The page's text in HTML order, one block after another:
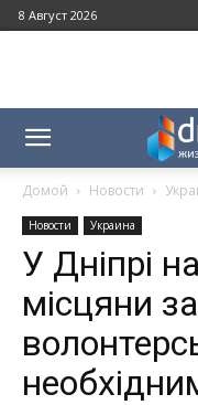
8 Август 2026
Домой Новости
Новости Украина
У Дніпрі
місцяни